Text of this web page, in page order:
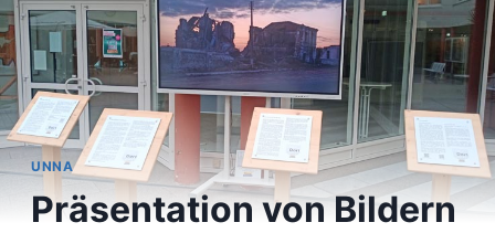
UNNA
Präsentation von Bildern